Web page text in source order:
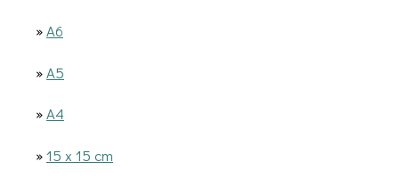
»A6
»A5
»A4
»15 x 15 cm